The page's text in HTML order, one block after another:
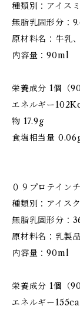
種類別：アイス
無脂乳固形分：
原材料名：牛乳
内容量：90ml
栄養成分 1個（
エネルギー
物 17.9g
食塩相当量
０９プロテイン
種類別：アイス
無脂乳固形分：
原材料名：乳製
内容量：90ml
栄養成分 1個（
エネルギー